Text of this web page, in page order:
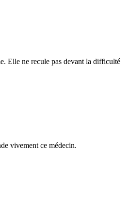
Elle ne recule pas devant la difficulté
vivement ce médecin.